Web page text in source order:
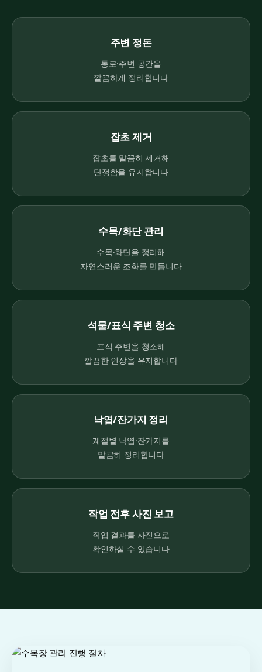
주변 정돈
통로·주변 공간을
깔끔하게 정리합니다
잡초 제거
잡초를 말끔히 제거해
단정함을 유지합니다
수목/화단 관리
수목·화단을 정리해
자연스러운 조화를 만듭니다
석물/표식 주변 청소
표식 주변을 청소해
깔끔한 인상을 유지합니다
낙엽/잔가지 정리
계절별 낙엽·잔가지를
말끔히 정리합니다
작업 전후 사진 보고
작업 결과를 사진으로
확인하실 수 있습니다